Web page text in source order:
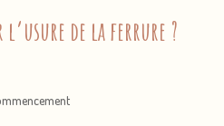
de la ferrure ?